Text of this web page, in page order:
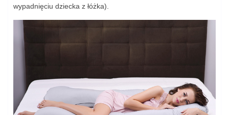
wypadnięciu dziecka z łóżka).